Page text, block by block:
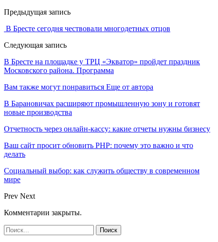
Предыдущая запись
В Бресте сегодня чествовали многодетных отцов
Следующая запись
В Бресте на площадке у ТРЦ «Экватор» пройдет праздник
Московского района. Программа
Вам также могут понравиться Еще от автора
В Барановичах расширяют промышленную зону и готовят
новые производства
Отчетность через онлайн-кассу: какие отчеты нужны бизнесу
Ваш сайт просит обновить PHP: почему это важно и что
делать
Социальный выбор: как служить обществу в современном
мире
Prev Next
Комментарии закрыты.